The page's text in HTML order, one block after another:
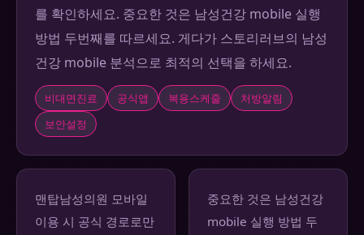
를 확인하세요. 중요한 것은 남성건강 mobile 실행
방법 두번째를 따르세요. 게다가 스토리러브의 남성
건강 mobile 분석으로 최적의 선택을 하세요.
비대면진료 공식앱 복용스케줄
처방알림
보안설정
맨탑남성의원 모바일
이용 시 공식 경로로만
중요한 것은 남성건강
mobile 실행 방법 두